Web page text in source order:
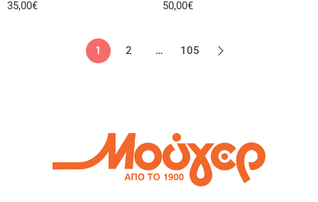
35,00€
50,00€
1 2 … 105